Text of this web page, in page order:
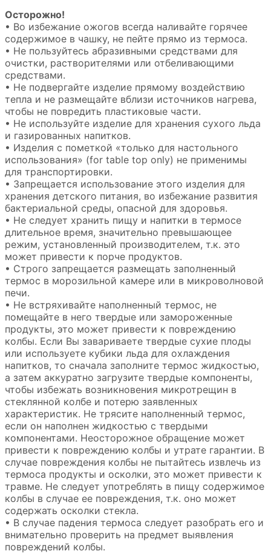
Осторожно!
• Во избежание ожогов всегда наливайте горячее
содержимое в чашку, не пейте прямо из термоса.
• Не пользуйтесь абразивными средствами для
очистки, растворителями или отбеливающими
средствами.
• Не подвергайте изделие прямому воздействию
тепла и не размещайте вблизи источников нагрева,
чтобы не повредить пластиковые части.
• Не используйте изделие для хранения сухого льда
и газированных напитков.
• Изделия с пометкой «только для настольного
использования» (for table top only) не применимы
для транспортировки.
• Запрещается использование этого изделия для
хранения детского питания, во избежание развития
бактериальной среды, опасной для здоровья.
• Не следует хранить пищу и напитки в термосе
длительное время, значительно превышающее
режим, установленный производителем, т.к. это
может привести к порче продуктов.
• Строго запрещается размещать заполненный
термос в морозильной камере или в микроволновой
печи.
• Не встряхивайте наполненный термос, не
помещайте в него твердые или замороженные
продукты, это может привести к повреждению
колбы. Если Вы завариваете твердые сухие плоды
или используете кубики льда для охлаждения
напитков, то сначала заполните термос жидкостью,
а затем аккуратно загрузите твердые компоненты,
чтобы избежать возникновения микротрещин в
стеклянной колбе и потерю заявленных
характеристик. Не трясите наполненный термос,
если он наполнен жидкостью с твердыми
компонентами. Неосторожное обращение может
привести к повреждению колбы и утрате гарантии. В
случае повреждения колбы не пытайтесь извлечь из
термоса продукты и осколки, это может привести к
травме. Не следует употреблять в пищу содержимое
колбы в случае ее повреждения, т.к. оно может
содержать осколки стекла.
• В случае падения термоса следует разобрать его и
внимательно проверить на предмет выявления
повреждений колбы.